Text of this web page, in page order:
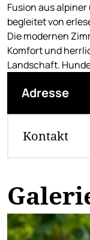
Fusion aus
begleitet von
Die modernen
Komfort und
Landschaft.
Adresse
Kontakt